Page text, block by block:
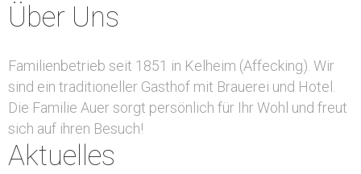
Über Uns
Familienbetrieb seit 1851 in Kelheim (Affecking). Wir
sind ein traditioneller Gasthof mit Brauerei und Hotel.
Die Familie Auer sorgt persönlich für Ihr Wohl und freut
sich auf ihren Besuch!
Aktuelles